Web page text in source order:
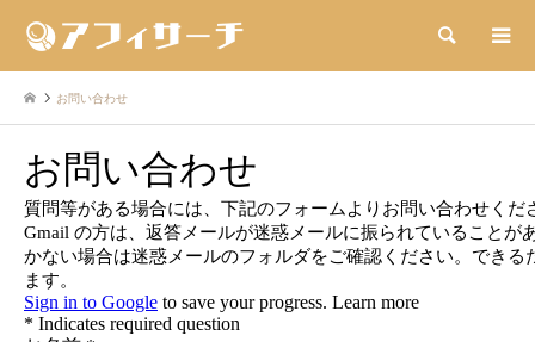
検索
お問い合わせ